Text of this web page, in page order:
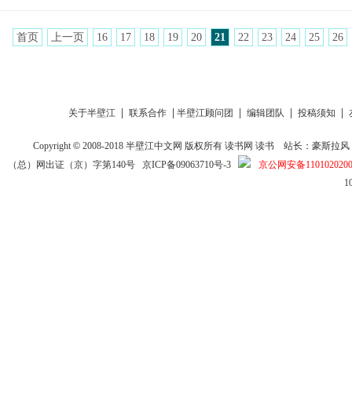
首页 上一页 16 17 18 19 20 21 22 23 24 25 26
关于半壁江 联系合作 半壁江顾问团 编辑团队 投稿须知
Copyright © 2008-2018半壁江中文网 版权所有读书网 读书
站长：豪斯拉风
（总）网出证（京）字第140号 京ICP备09063710号-3
京公网安备